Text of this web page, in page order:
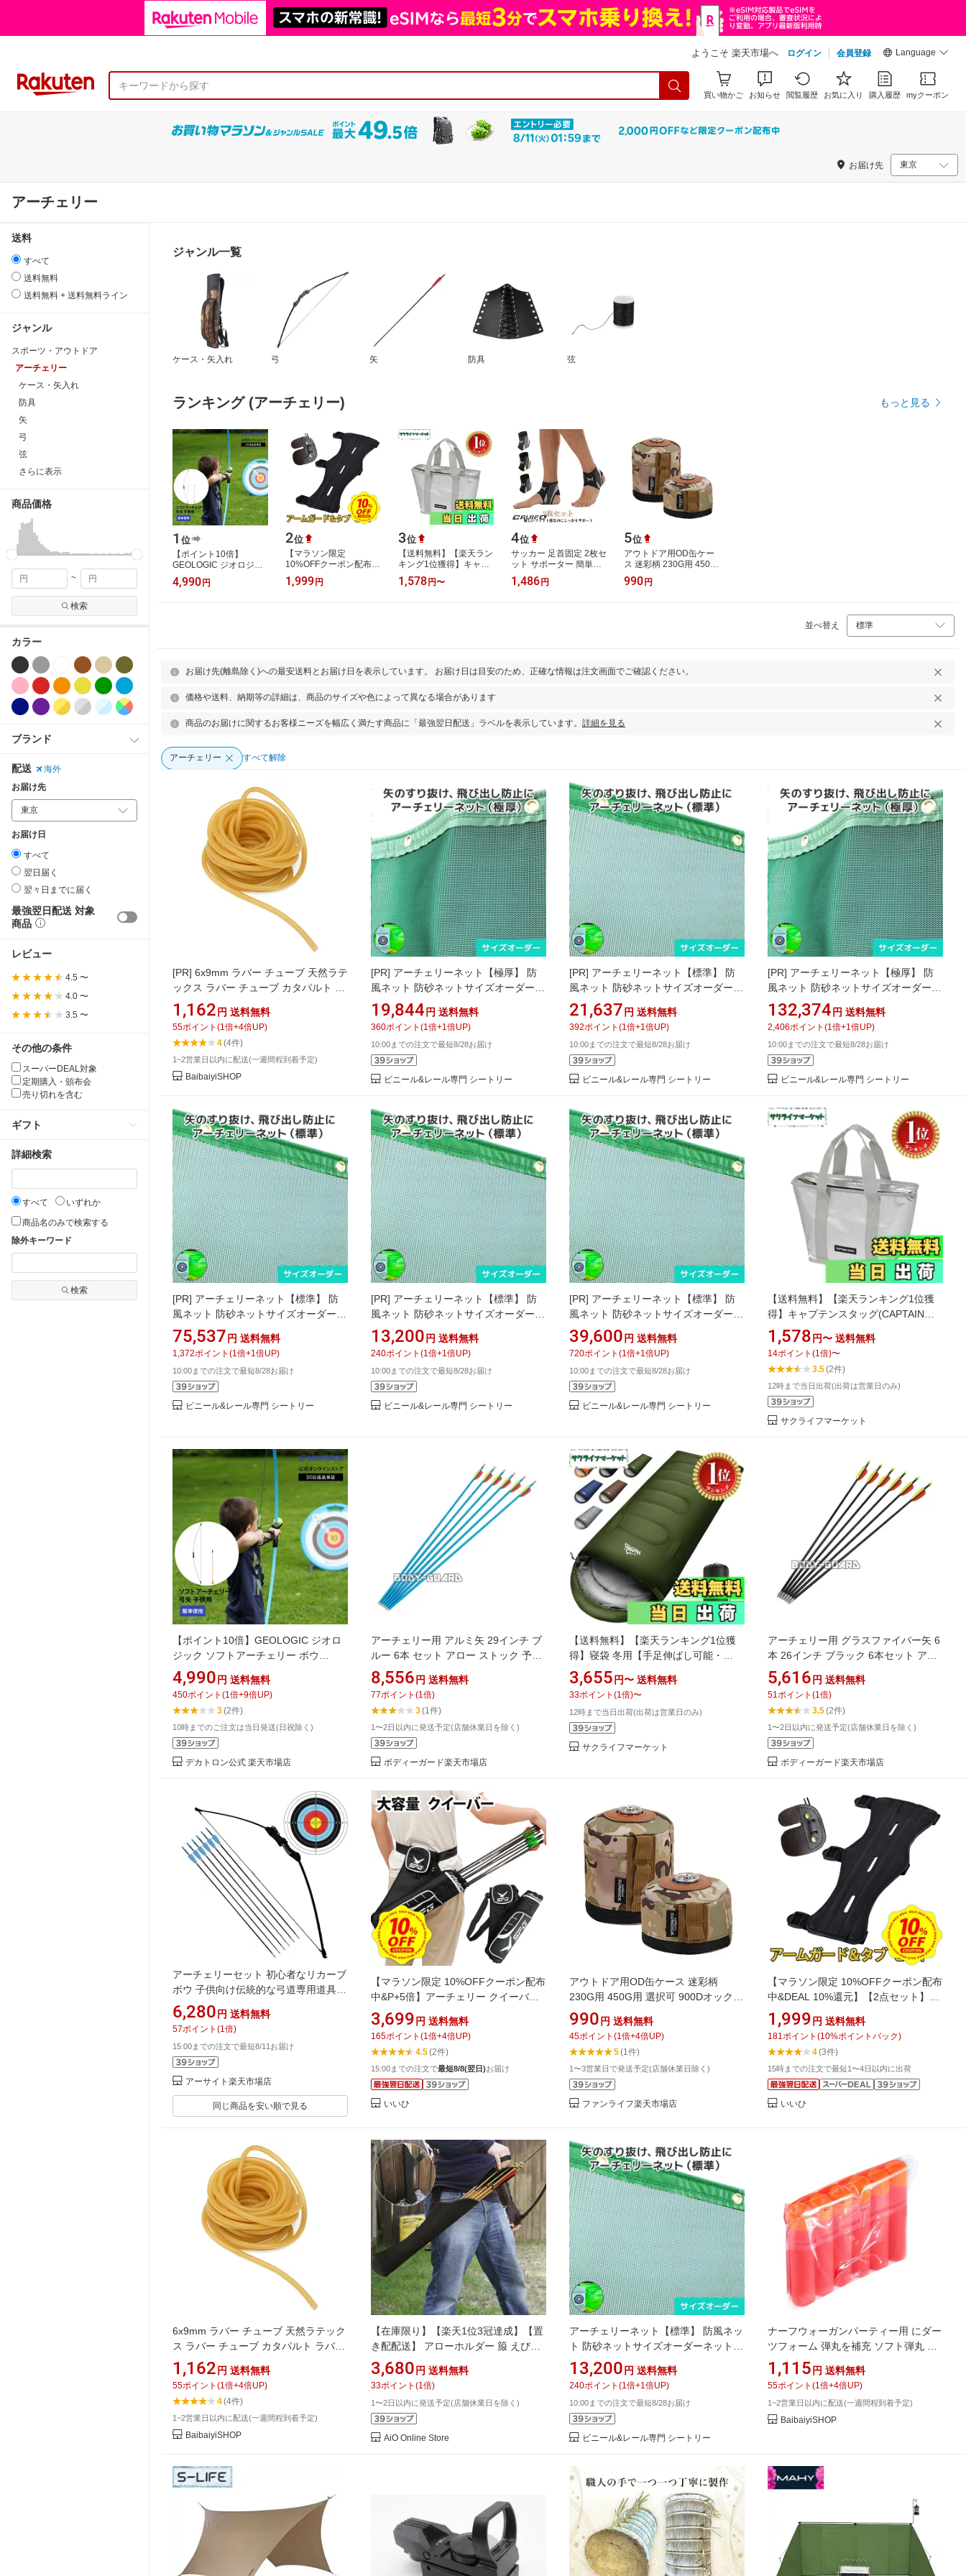
ようこそ 楽天市場へ ログイン 会員登録 Language
買い物かご お知らせ 閲覧履歴 お気に入り 購入履歴 myクーポン
お届け先
アーチェリー
送料
すべて
送料無料
送料無料 + 送料無料ライン
ジャンル
スポーツ・アウトドア
アーチェリー
ケース・矢入れ
防具
矢
弓
弦
さらに表示
商品価格
~
検索
カラー
ブランド
配送
海外
お届け先
お届け日
すべて
翌日届く
翌々日までに届く
最強翌日配送 対象
商品
レビュー
4.5 〜
4.0 〜
3.5 〜
その他の条件
スーパーDEAL対象
定期購入・頒布会
売り切れを含む
ギフト
詳細検索
すべて
いずれか
商品名のみで検索する
除外キーワード
検索
ジャンル一覧
ケース・矢入れ 弓 矢 防具 弦
ランキング (アーチェリー) もっと見る
1 位
【ポイント10倍】
GEOLOGIC ジオロジッ
ク ソフトアーチェリー
ボウ Discovery ジュニア
4,990円
2位
【マラソン限定
10%OFFクーポン配布中
&DEAL 10%還元】【2
点セット】アーチェリー
1,999 円
3位
【送料無料】【楽天ラン
キング1位獲得】キャプ
テンスタッグ(CAPTAIN
STAG) 保冷バッグ クー
1,578 円〜
4位
サッカー 足首固定 2枚セ
ット サポーター 簡単装
着 足首サポーター 怪我
防止 フリーサイズ 薄手
1,486 円
5位
アウトドア用OD缶ケー
ス 迷彩柄 230G用 450G
用 選択可 900Dオックス
フォード製 ガス缶カバ
990 円
並べ替え
お届け先(離島除く)への最安送料とお届け日を表示しています。 お届け日は目安のため、正確な情報は注文画面でご確認ください。
価格や送料、納期等の詳細は、商品のサイズや色によって異なる場合があります
商品のお届けに関するお客様ニーズを幅広く満たす商品に「最強翌日配送」ラベルを表示しています。 詳細を見る
アーチェリー すべて解除
[PR] 6x9mm ラバー チューブ 天然ラテ
ックス ラバー チューブ カタパルト ラ
バー チューブ 天然ラテックス ラバー
バンド パチンコ ラバー バンドホース
1,162 円 送料無料
55ポイント (1 倍+4倍UP)
4(4件)
1~2営業日以内に配送(一週間程到着予定)
BaibaiyiSHOP
[PR] アーチェリーネット【極厚】 防
風ネット 防砂ネットサイズオーダーネ
ット [幅100〜198cm][高さ50〜99cm]
網 メッシュ網 厚め ラッセル ポリエス
テル 防矢 弓道場 アーチェリー場 グラ
ウンド
19,844 円 送料無料
360ポイント (1 倍+1 倍UP)
10:00までの注文で最短8/28お届け
ビニール&レール専門 シートリー
[PR] アーチェリーネット【標準】 防
風ネット 防砂ネットサイズオーダーネ
ット [幅100〜198cm][高さ150〜
199cm] 網 メッシュ網 ラッセル ポリ
エステル 防矢 弓道場 アーチェリー場
グラウンド
21,637 円 送料無料
392ポイント (1 倍+1 倍UP)
10:00までの注文で最短8/28お届け
ビニール&レール専門 シートリー
[PR] アーチェリーネット【極厚】 防
風ネット 防砂ネットサイズオーダーネ
ット [幅403〜606cm][高さ250〜
299cm] 網 メッシュ網 厚め ラッセル
ポリエステル 防矢 弓道場 アーチェリ
ー場 グラウンド
132,374 円 送料無料
2,406ポイント (1 倍+1 倍UP)
10:00までの注文で最短8/28お届け
ビニール&レール専門 シートリー
[PR] アーチェリーネット【標準】 防
風ネット 防砂ネットサイズオーダーネ
ット [幅607〜810cm][高さ150〜
199cm] 網 メッシュ網 ラッセル ポリ
エステル 防矢 弓道場 アーチェリー場
グラウンド
75,537 円 送料無料
1,372ポイント (1 倍+1 倍UP)
10:00までの注文で最短8/28お届け
ビニール&レール専門 シートリー
[PR] アーチェリーネット【標準】 防
風ネット 防砂ネットサイズオーダーネ
ット [幅100〜198cm][高さ50〜99cm]
網 メッシュ網 ラッセル ポリエステル
防矢 弓道場 アーチェリー場 グラウン
ド
13,200 円 送料無料
240ポイント (1 倍+1 倍UP)
10:00までの注文で最短8/28お届け
ビニール&レール専門 シートリー
[PR] アーチェリーネット【標準】 防
風ネット 防砂ネットサイズオーダーネ
ット [幅199〜402cm][高さ150〜
199cm] 網 メッシュ網 ラッセル ポリ
エステル 防矢 弓道場 アーチェリー場
グラウンド
39,600 円 送料無料
720ポイント (1 倍+1 倍UP)
10:00までの注文で最短8/28お届け
ビニール&レール専門 シートリー
【送料無料】【楽天ランキング1位獲
得】キャプテンスタッグ(CAPTAIN
STAG) 保冷バッグ クーラーバッグ ト
ートクーラーバッグ 【容量4L/10L】
シルバー デリス
1,578 円〜 送料無料
14ポイント (1 倍)〜
3.5(2件)
12時まで当日出荷(出荷は営業日のみ)
サクライフマーケット
【ポイント10倍】GEOLOGIC ジオロ
ジック ソフトアーチェリー ボウ
Discovery ジュニア | 子供用 子供 子ど
も 遊び おもちゃ アウトドア アーチェ
リー スポーツアーチェリー 弓 矢 弓矢
4,990 円 送料無料
450ポイント (1 倍+9倍UP)
3(2件)
10時までのご注文は当日発送(日祝除く)
デカトロン公式 楽天市場店
アーチェリー用 アルミ矢 29インチ ブ
ルー 6本 セット アロー ストック 予備
消耗品 スペア 練習用 補充用 アーチェ
リー 矢 グラスファイバー スポーツ ボ
ウ 弓矢 スポーツ用品 アーチェリーグ
ッズ 弓矢用品 スポーツアーチェリー
8,556 円 送料無料
77ポイント (1 倍)
3(1件)
1〜2日以内に発送予定(店舗休業日を除く)
ボディーガード楽天市場店
【送料無料】【楽天ランキング1位獲
得】寝袋 冬用【手足伸ばし可能・
230T防水】4in1多機能 1.4Kg 1.1Kg
1.8Kg 2.2Kg 寝袋 オールシーズン 夏用
シュラフ 封筒型 コンパクト 軽量 中綿
快適温度-5
3,655 円〜 送料無料
33ポイント (1 倍)〜
12時まで当日出荷(出荷は営業日のみ)
サクライフマーケット
アーチェリー用 グラスファイバー矢 6
本 26インチ ブラック 6本セット アロ
ー ストック 予備 消耗品 スペア 練習用
補充用 アーチェリー 矢 グラスファイ
バー スポーツ ボウ 弓矢 スポーツ用品
アーチェリーグッズ 弓矢用品 スポー
ツアーチェリー
5,616 円 送料無料
51 ポイント (1 倍)
3.5(2件)
1〜2日以内に発送予定(店舗休業日を除く)
ボディーガード楽天市場店
アーチェリーセット 初心者なリカーブ
ボウ 子供向け伝統的な弓道専用道具
右左手兼用の練習弓 取り外し可能 テ
ィーンエイジャーのプレゼント 矢6本
とターゲット紙2枚付属
6,280 円 送料無料
57ポイント (1倍)
15:00までの注文で最短8/11お届け
アーサイト楽天市場店
同じ商品を安い順で見る
【マラソン限定 10%OFFクーポン配布
中&P+5倍】アーチェリー クイーバー
アーチェリーバック 弓道 矢筒 矢入れ
バッグ 弓矢 ケース 筒 アローホルダー
矢収納 リュック
3,699 円 送料無料
165ポイント (1 倍+4倍UP)
4.5(2件)
15:00までの注文で最短8/8(翌日)お届け
いいひ
アウトドア用OD缶ケース 迷彩柄
230G用 450G用 選択可 900Dオックス
フォード製 ガス缶カバー 軽量
SDKMC230
990 円 送料無料
45ポイント (1 倍+4倍UP)
5(1件)
1〜3営業日で発送予定(店舗休業日除く)
ファンライフ楽天市場店
【マラソン限定 10%OFFクーポン配布
中&DEAL 10%還元】【2点セット】ア
ーチェリー アームガード タブ セット
弓道 腕 保護 フィンガープロテクター
フィンガーガード 射撃 安全保護 レザ
ー
1,999 円 送料無料
181 ポイント (10%ポイントバック)
4(3件)
15時までの注文で最短1〜4日以内に出荷
いいひ
6x9mm ラバー チューブ 天然ラテック
ス ラバー チューブ カタパルト ラバー
チューブ 天然ラテックス ラバー バン
ド パチンコ ラバー バンドホース
1,162 円 送料無料
55ポイント (1倍+4倍UP)
4(4件)
1~2営業日以内に配送(一週間程到着予定)
BaibaiyiSHOP
【在庫限り】【楽天1位3冠達成】【置
き配配送】 アローホルダー 箙 えびら
アーチェリー アーチェリーバック 弓
道 矢筒 矢入れ バッグ 弓矢 ケース 筒
アロー ホルダー 矢収納 腰掛け矢筒 矢
入れる 矢バッグ アーチェリーバッグ
丈夫 着脱が簡単 弓道 トレーニング道
具
3,680 円 送料無料
33ポイント (1倍)
1〜2日以内に発送予定(店舗休業日を除く)
AiO Online Store
アーチェリーネット【標準】 防風ネッ
ト 防砂ネットサイズオーダーネット
[幅100〜198cm][高さ50〜99cm] 網 メ
ッシュ網 ラッセル ポリエステル 防矢
弓道場 アーチェリー場 グラウンド
13,200 円 送料無料
240ポイント (1倍+1倍UP)
10:00までの注文で最短8/28お届け
ビニール&レール専門 シートリー
ナーフウォーガンパーティー用 にダー
ツフォーム 弾丸を補充 ソフト弾丸 レ
ジャースポーツ FBA限定 ウィッシュ
メガ ソフト弾丸銃 スポンジ EVAラウ
ンドヘッド弾
1,115 円 送料無料
55ポイント (1倍+4倍UP)
1~2営業日以内に配送(一週間程到着予定)
BaibaiyiSHOP